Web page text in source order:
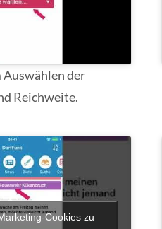
Auswählen der
Reichweite.
Cookies zu